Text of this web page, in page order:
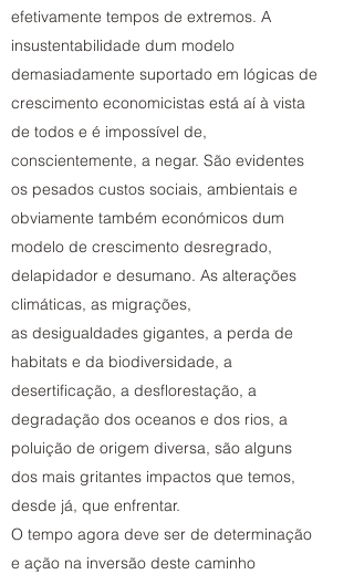
efetivamente tempos de extremos. A
insustentabilidade dum modelo
demasiadamente suportado em lógicas de
crescimento economicistas está aí à vista
de todos e é impossível de,
conscientemente, a negar. São evidentes
os pesados custos sociais, ambientais e
obviamente também económicos dum
modelo de crescimento desregrado,
delapidador e desumano. As alterações
climáticas, as migrações,
as desigualdades gigantes, a perda de
habitats e da biodiversidade, a
desertificação, a desflorestação, a
degradação dos oceanos e dos rios, a
poluição de origem diversa, são alguns
dos mais gritantes impactos que temos,
desde já, que enfrentar.
O tempo agora deve ser de determinação
e ação na inversão deste caminho